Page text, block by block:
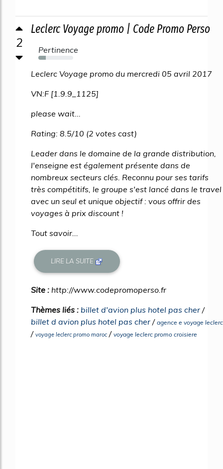
2
Leclerc Voyage promo | Code Promo Perso
Pertinence
21%
Leclerc Voyage promo du mercredi 05 avril 2017
VN:F [1.9.9_1125]
please wait...
Rating: 8.5/10 (2 votes cast)
Leader dans le domaine de la grande distribution,
l'enseigne est également présente dans de
nombreux secteurs clés. Reconnu pour ses tarifs
très compétitifs, le groupe s'est lancé dans le travel
avec un seul et unique objectif : vous offrir des
voyages à prix discount !
Tout savoir...
LIRE LA SUITE
Site : http://www.codepromoperso.fr
Thèmes liés : billet d'avion plus hotel pas cher /
billet d avion plus hotel pas cher / agence e voyage leclerc
/ voyage leclerc promo maroc/ voyage leclerc promo croisiere